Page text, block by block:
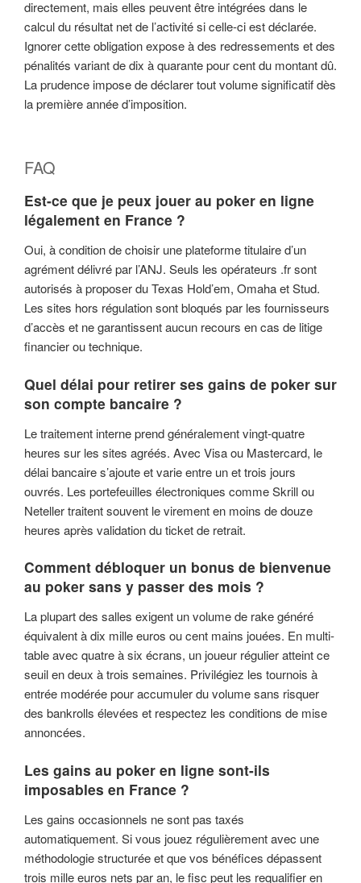
directement, mais elles peuvent être intégrées dans le
calcul du résultat net de l’activité si celle-ci est déclarée.
Ignorer cette obligation expose à des redressements et des
pénalités variant de dix à quarante pour cent du montant dû.
La prudence impose de déclarer tout volume significatif dès
la première année d’imposition.
FAQ
Est-ce que je peux jouer au poker en ligne
légalement en France ?
Oui, à condition de choisir une plateforme titulaire d’un
agrément délivré par l’ANJ. Seuls les opérateurs .fr sont
autorisés à proposer du Texas Hold’em, Omaha et Stud.
Les sites hors régulation sont bloqués par les fournisseurs
d’accès et ne garantissent aucun recours en cas de litige
financier ou technique.
Quel délai pour retirer ses gains de poker sur
son compte bancaire ?
Le traitement interne prend généralement vingt-quatre
heures sur les sites agréés. Avec Visa ou Mastercard, le
délai bancaire s’ajoute et varie entre un et trois jours
ouvrés. Les portefeuilles électroniques comme Skrill ou
Neteller traitent souvent le virement en moins de douze
heures après validation du ticket de retrait.
Comment débloquer un bonus de bienvenue
au poker sans y passer des mois ?
La plupart des salles exigent un volume de rake généré
équivalent à dix mille euros ou cent mains jouées. En multi-
table avec quatre à six écrans, un joueur régulier atteint ce
seuil en deux à trois semaines. Privilégiez les tournois à
entrée modérée pour accumuler du volume sans risquer
des bankrolls élevées et respectez les conditions de mise
annoncées.
Les gains au poker en ligne sont-ils
imposables en France ?
Les gains occasionnels ne sont pas taxés
automatiquement. Si vous jouez régulièrement avec une
méthodologie structurée et que vos bénéfices dépassent
trois mille euros nets par an, le fisc peut les requalifier en